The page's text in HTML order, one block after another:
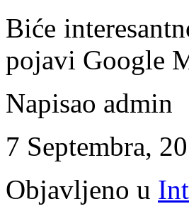
Biće
pojavi Google
Napisao admin
7 Septembra,
Objavljeno u